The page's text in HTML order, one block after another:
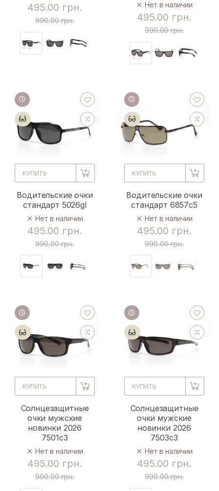
495.00 грн.
990.00 грн.
Нет в наличии
495.00 грн.
990.00 грн.
КУПИТЬ
Водительские очки
стандарт 5026gl
Нет в наличии
495.00 грн.
990.00 грн.
КУПИТЬ
Водительские очки
стандарт 6857c5
Нет в наличии
495.00 грн.
990.00 грн.
КУПИТЬ
Солнцезащитные
очки мужские
новинки 2026
7501c3
Нет в наличии
495.00 грн.
990.00 грн.
КУПИТЬ
Солнцезащитные
очки мужские
новинки 2026
7503c3
Нет в наличии
495.00 грн.
990.00 грн.